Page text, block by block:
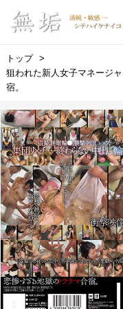
トップ
狙われた新人女子マネージ
宿。